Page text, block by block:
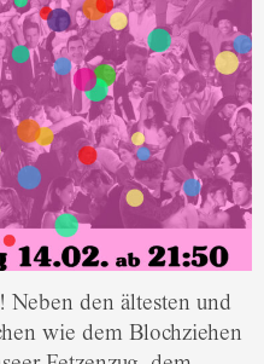
den ältesten und
wie dem Blochziehen